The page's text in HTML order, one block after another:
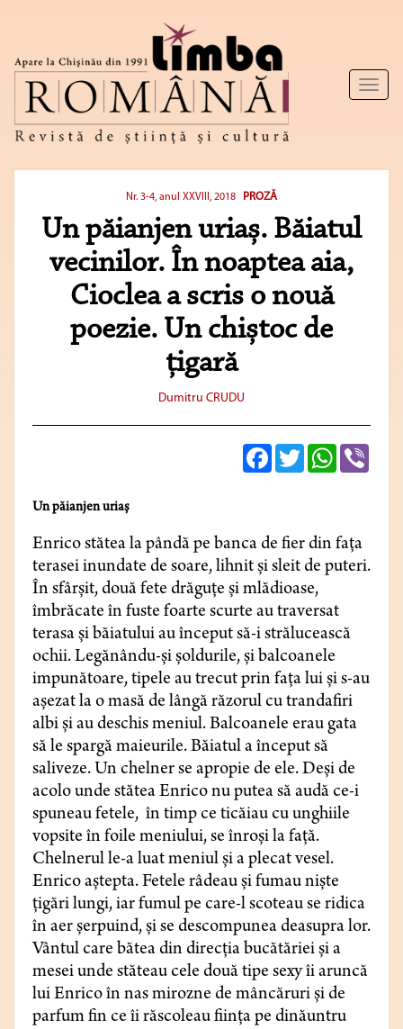
Toggle
Nr. 3-4, anul XXVIII, 2018 PROZĂ
Un păianjen uriaș. Băiatul
vecinilor. În noaptea aia,
Cioclea a scris o nouă
poezie. Un chiștoc de
țigară
Dumitru CRUDU
FacebookTwitterWhatsApp
Un păianjen uriaș
Enrico stătea la pândă pe banca de fier din fața
terasei inundate de soare, lihnit şi sleit de puteri.
În sfârșit, două fete drăguţe și mlădioase,
îmbrăcate în fuste foarte scurte au traversat
terasa și băiatului au început să-i strălucească
ochii. Legănându-și șoldurile, și balcoanele
impunătoare, tipele au trecut prin fața lui și s-au
așezat la o masă de lângă răzorul cu trandafiri
albi și au deschis meniul. Balcoanele erau gata
să le spargă maieurile. Băiatul a început să
saliveze. Un chelner se apropie de ele. Deși de
acolo unde stătea Enrico nu putea să audă ce-i
spuneau fetele, în timp ce ticăiau cu unghiile
vopsite în foile meniului, se înroși la față.
Chelnerul le-a luat meniul și a plecat vesel.
Enrico aștepta. Fetele râdeau și fumau niște
țigări lungi, iar fumul pe care-l scoteau se ridica
în aer șerpuind, și se descompunea deasupra lor.
Vântul care bătea din direcția bucătăriei și a
mesei unde stăteau cele două tipe sexy îi aruncă
lui Enrico în nas mirozne de mâncăruri și de
parfum fin ce îi răscoleau fiinţa pe dinăuntru